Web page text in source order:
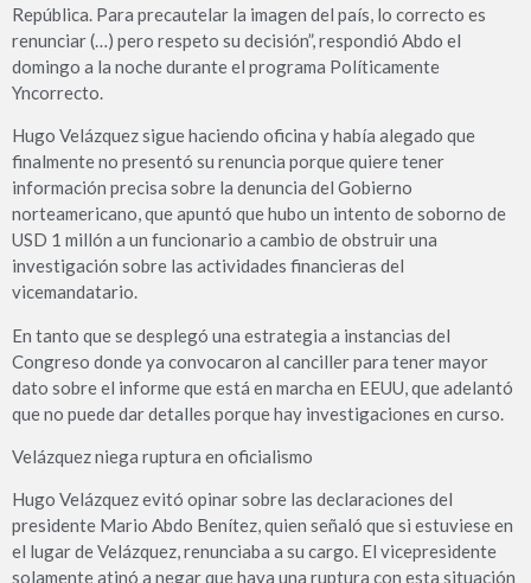
República. Para precautelar la imagen del país, lo correcto es
renunciar (…) pero respeto su decisión”, respondió Abdo el
domingo a la noche durante el programa Políticamente
Yncorrecto.
Hugo Velázquez sigue haciendo oficina y había alegado que
finalmente no presentó su renuncia porque quiere tener
información precisa sobre la denuncia del Gobierno
norteamericano, que apuntó que hubo un intento de soborno de
USD 1 millón a un funcionario a cambio de obstruir una
investigación sobre las actividades financieras del
vicemandatario.
En tanto que se desplegó una estrategia a instancias del
Congreso donde ya convocaron al canciller para tener mayor
dato sobre el informe que está en marcha en EEUU, que adelantó
que no puede dar detalles porque hay investigaciones en curso.
Velázquez niega ruptura en oficialismo
Hugo Velázquez evitó opinar sobre las declaraciones del
presidente Mario Abdo Benítez, quien señaló que si estuviese en
el lugar de Velázquez, renunciaba a su cargo. El vicepresidente
solamente atinó a negar que haya una ruptura con esta situación